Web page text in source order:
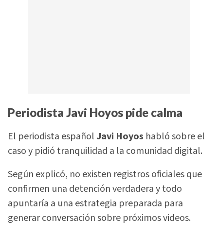
Periodista Javi Hoyos pide calma
El periodista españolJavi Hoyos habló sobre el
caso y pidió tranquilidad a la comunidad digital.
Según explicó, no existen registros oficiales que
confirmen una detención verdadera y todo
apuntaría a una estrategia preparada para
generar conversación sobre próximos videos.